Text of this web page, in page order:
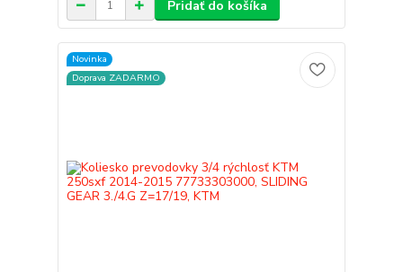
Pridať do košíka
Novinka
Doprava ZADARMO